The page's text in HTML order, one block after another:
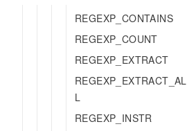
REGEXP_CONTAINS
REGEXP_COUNT
REGEXP_EXTRACT
REGEXP_EXTRACT_AL
L
REGEXP_INSTR